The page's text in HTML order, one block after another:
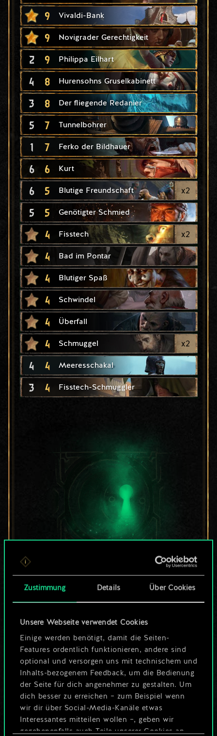
Zustimmung Details Über Cookies
Unsere Webseite verwendet Cookies
Einige werden benötigt, damit die Seiten-
Features ordentlich funktionieren, andere sind
optional und versorgen uns mit technischem und
Inhalts-bezogenem Feedback, um die Bedienung
der Seite für dich angenehmer zu gestalten. Um
dich besser zu erreichen – zum Beispiel wenn
wir dir über Social-Media-Kanäle etwas
Interessantes mitteilen wollen –, geben wir
gegebenenfalls auch Teile unserer Cookies an
9 Vivaldi-Bank
9 Novigrader Gerechtigkeit
2 9 Philippa Eilhart
4 8 Hurensohns Gruselkabinett
3 8 Der fliegende Redanier
5 7 Tunnelbohrer
1 7 Ferko der Bildhauer
6 6 Kurt
6 5 Blutige Freundschaft x2
5 5 Genötigter Schmied
4 Fisstech x2
4 Bad im Pontar
4 Blutiger Spaß
4 Schwindel
4 Überfall
4 Schmuggel x2
4 4 Meeresschakal
3 4 Fisstech-Schmuggler
Bis jetzt ist dies nur
ein geteilter Satz
Karten.
Wo es doch so viel
mehr sein kann!
Deck benennen und Leitfaden
erstellen